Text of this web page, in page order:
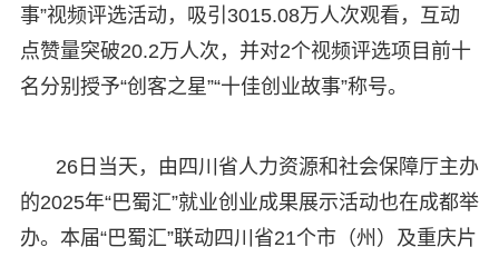
事”视频评选活动，吸引3015.08万人次观看，互动
点赞量突破20.2万人次，并对2个视频评选项目前十
名分别授予“创客之星”“十佳创业故事”称号。
26日当天，由四川省人力资源和社会保障厅主办
的2025年“巴蜀汇”就业创业成果展示活动也在成都举
办。本届“巴蜀汇”联动四川省21个市（州）及重庆片